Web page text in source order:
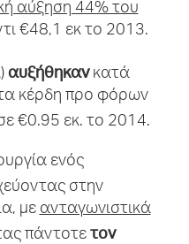
αύξηση 44% του
€48,1 εκ το 2013.
αυξήθηκανκατά
κέρδη προ φόρων
€0.95 εκ. το 2014.
ενός
στην
με ανταγωνιστικά
πάντοτε τον